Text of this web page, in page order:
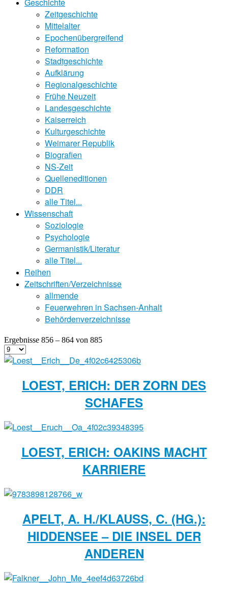
Zeitgeschichte
Mittelalter
Epochenübergreifend
Reformation
Stadtgeschichte
Aufklärung
Regionalgeschichte
Frühe Neuzeit
Landesgeschichte
Kaiserreich
Kulturgeschichte
Weimarer Republik
Biografien
NS-Zeit
Quelleneditionen
DDR
alle Titel...
Wissenschaft
Soziologie
Psychologie
Germanistik/Literatur
alle Titel...
Reihen
Zeitschriften/Verzeichnisse
allmende
Feuerwehren in Sachsen-Anhalt
Behördenverzeichnisse
Ergebnisse 856 – 864 von 885
LOEST, ERICH: DER ZORN DES
SCHAFES
LOEST, ERICH: OAKINS MACHT
KARRIERE
APELT, A. H./KLAUSS, C. (HG.): H
IDDENSEE – DIE INSEL DER A
NDEREN